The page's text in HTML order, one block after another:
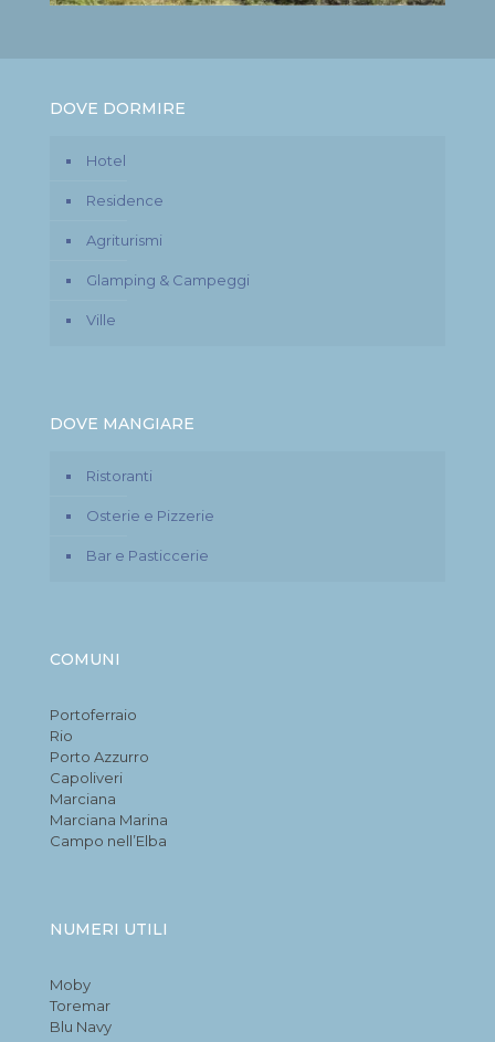
DOVE DORMIRE
Hotel
Residence
Agriturismi
Glamping & Campeggi
Ville
DOVE MANGIARE
Ristoranti
Osterie e Pizzerie
Bar e Pasticcerie
COMUNI
Portoferraio
Rio
Porto Azzurro
Capoliveri
Marciana
Marciana Marina
Campo nell’Elba
NUMERI UTILI
Moby
Toremar
Blu Navy